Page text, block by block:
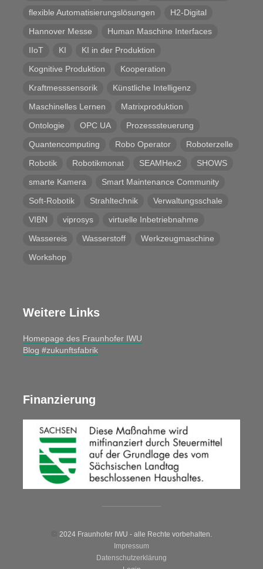
flexible Automatisierungslösungen
H2-Digital
Hannover Messe
Human Maschine Interfaces
IIoT
KI
KI in der Produktion
Kognitive Produktion
Kooperation
Kraftmesssensorik
Künstliche Intelligenz
Maschinelles Lernen
Matrixproduktion
Ontologie
OPC UA
Prozesssteuerung
Quantencomputing
Robo Operator
Roboterzelle
Robotik
Robotikmonat SEAMHex2
SHOWS
smarte Kamera
Smart Maintenance Community
Soft-Robotik
Strahltechnik
Verwaltungsschale
VIBN
viprosys
virtuelle Inbetriebnahme
Wassereis
Wasserstoff
Werkzeugmaschine
Workshop
Weitere Links
Homepage des Fraunhofer IWU
Blog #zukunftsfabrik
Finanzierung
2024 Fraunhofer IWU - alle Rechte vorbehalten.
Impressum
Datenschutzerklärung